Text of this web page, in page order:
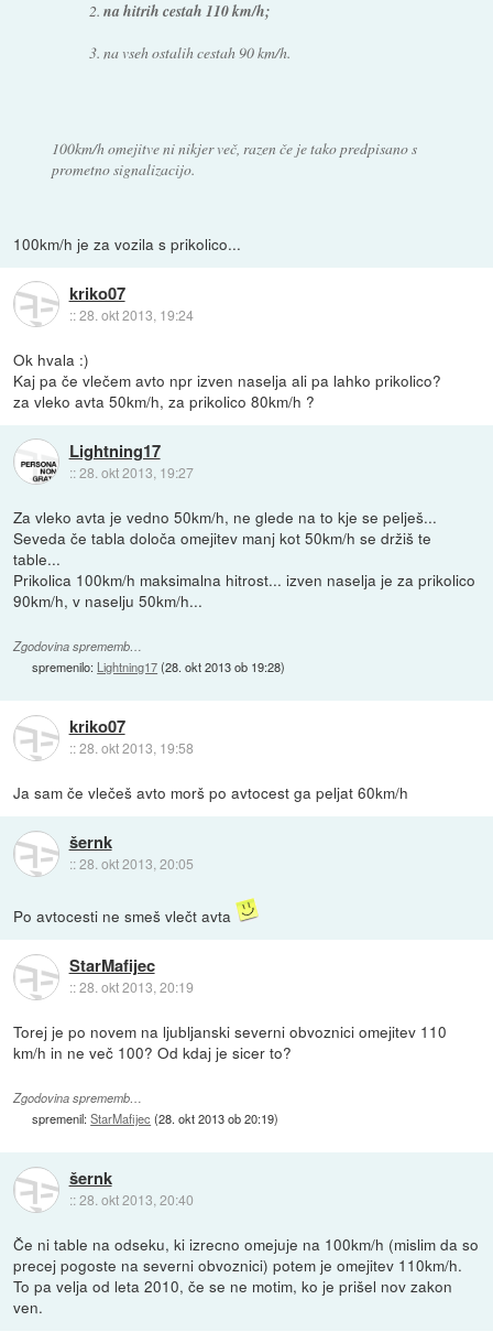
2.na hitrih cestah 110 km/h;
3. na vseh ostalih cestah 90 km/h.
100km/h omejitve ni nikjer več, razen če je tako predpisano s
prometno signalizacijo.
100km/h je za vozila s prikolico...
kriko07
::28. okt 2013, 19:24
Ok hvala :)
Kaj pa če vlečem avto npr izven naselja ali pa lahko prikolico?
za vleko avta 50km/h, za prikolico 80km/h ?
Lightning17
::28. okt 2013, 19:27
Za vleko avta je vedno 50km/h, ne glede na to kje se pelješ...
Seveda če tabla določa omejitev manj kot 50km/h se držiš te
table...
Prikolica 100km/h maksimalna hitrost... izven naselja je za prikolico
90km/h, v naselju 50km/h...
Zgodovina sprememb…
spremenilo: Lightning17(28. okt 2013 ob 19:28)
kriko07
::28. okt 2013, 19:58
Ja sam če vlečeš avto morš po avtocest ga peljat 60km/h
šernk
::28. okt 2013, 20:05
Po avtocesti ne smeš vlečt avta
StarMafijec
::28. okt 2013, 20:19
Torej je po novem na ljubljanski severni obvoznici omejitev 110
km/h in ne več 100? Od kdaj je sicer to?
Zgodovina sprememb…
spremenil:StarMafijec (28. okt 2013 ob 20:19)
šernk
::28. okt 2013, 20:40
Če ni table na odseku, ki izrecno omejuje na 100km/h (mislim da so
precej pogoste na severni obvoznici) potem je omejitev 110km/h.
To pa velja od leta 2010, če se ne motim, ko je prišel nov zakon
ven.